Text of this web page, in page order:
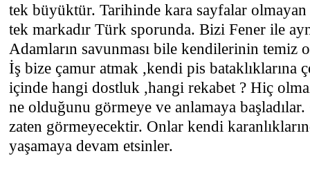
tek büyüktür. Tarihinde kara sayfalar olmayan
tek markadır Türk sporunda. Bizi Fener ile
Adamların savunması bile kendilerinin temiz
İş bize çamur atmak ,kendi pis bataklıklarına
içinde hangi dostluk ,hangi rekabet ? Hiç
ne olduğunu görmeye ve anlamaya
zaten görmeyecektir. Onlar kendi
yaşamaya devam etsinler.